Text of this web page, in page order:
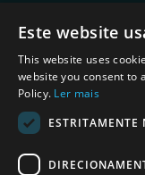
Política de Privacidade e
Termos de uso
Este website
This website uses
website you consent to
Policy. Ler mais
ESTRITAMENTE